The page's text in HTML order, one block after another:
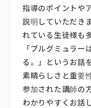
指導のポイントや
説明していただき
れている生徒様も
「ブルグミュラ
る。」というお話
素晴らしさと重要
参加された講師の
わかりやすくお話